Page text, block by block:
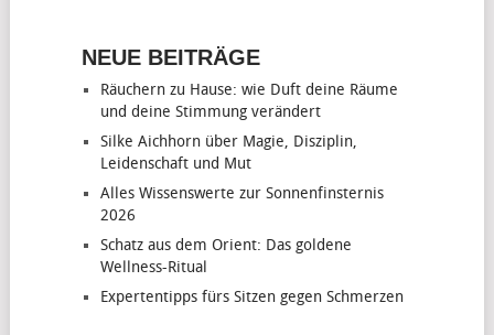
NEUE BEITRÄGE
Räuchern zu Hause: wie Duft deine Räume
und deine Stimmung verändert
Silke Aichhorn über Magie, Disziplin,
Leidenschaft und Mut
Alles Wissenswerte zur Sonnenfinsternis
2026
Schatz aus dem Orient: Das goldene
Wellness-Ritual
Expertentipps fürs Sitzen gegen Schmerzen